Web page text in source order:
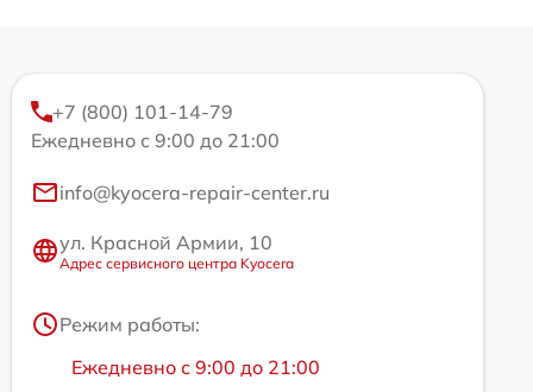
+7 (800) 101-14-79
Ежедневно с 9:00 до 21:00
info@kyocera-repair-center.ru
ул. Красной Армии, 10
Адрес сервисного центра Kyocera
Режим работы:
Ежедневно с 9:00 до 21:00